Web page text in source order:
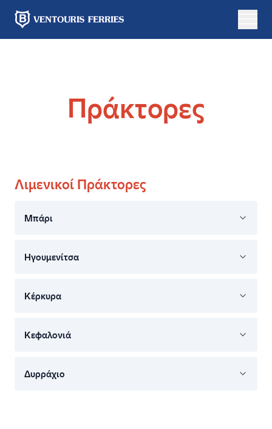
Απλή
μετάβαση
Από
Πράκτορες
Λιμενικοί Πράκτορες
Μπάρι
Ηγουμενίτσα
Κέρκυρα
Κεφαλονιά
Δυρράχιο